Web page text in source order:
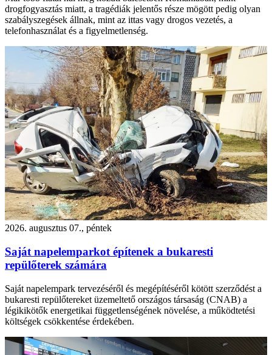
drogfogyasztás miatt, a tragédiák jelentős része mögött pedig olyan
szabályszegések állnak, mint az ittas vagy drogos vezetés, a
telefonhasználat és a figyelmetlenség.
2026. augusztus 07., péntek
Saját napelemparkot építenek a bukaresti
repülőterek számára
Saját napelempark tervezéséről és megépítéséről kötött szerződést a
bukaresti repülőtereket üzemeltető országos társaság (CNAB) a
légikikötők energetikai függetlenségének növelése, a működtetési
költségek csökkentése érdekében.